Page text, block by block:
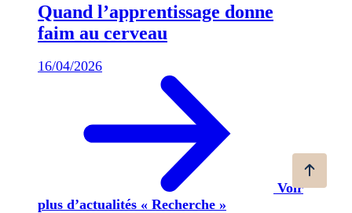
Quand l’apprentissage donne
faim au cerveau
16/04/2026
Voir
plus d’actualités « Recherche »